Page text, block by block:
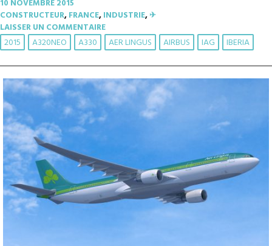
10 NOVEMBRE 2015
CONSTRUCTEUR,FRANCE,INDUSTRIE,✈︎
LAISSER UN COMMENTAIRE
2015 A320NEO A330 AER LINGUS AIRBUS IAG IBERIA